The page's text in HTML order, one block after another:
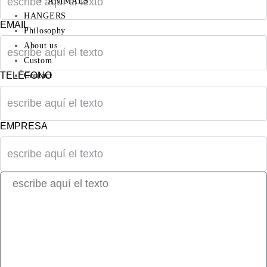
HANGERS
Philosophy
About us
Custom
Contact
EMAIL
TELÉFONO
EMPRESA